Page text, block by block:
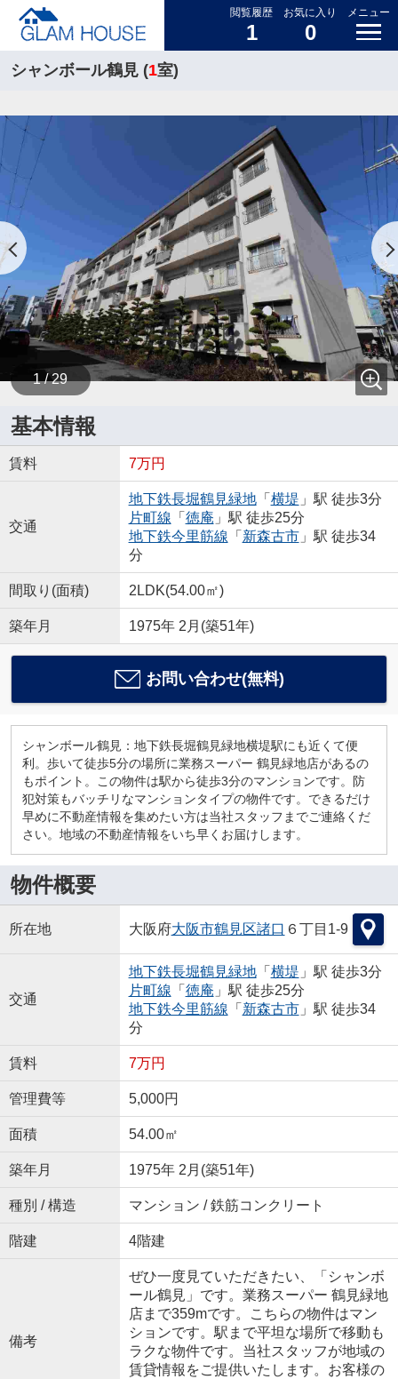
閲覧履歴
1
お気に入り
0
メニュー
シャンボール鶴見 (1室)
1 / 29
基本情報
賃料 7万円
交通
地下鉄長堀鶴見緑地「 横堤 」駅 徒歩3分
片町線 「 徳庵 」駅 徒歩25分
地下鉄今里筋線 「 新森古市」駅 徒歩34
分
間取り(面積) 2LDK(54.00㎡)
築年月 1975年 2月(築51年)
お問い合わせ(無料)
シャンボール鶴見：地下鉄長堀鶴見緑地横堤駅にも近くて便
利。歩いて徒歩5分の場所に業務スーパー 鶴見緑地店があるの
もポイント。この物件は駅から徒歩3分のマンションです。防
犯対策もバッチリなマンションタイプの物件です。できるだけ
早めに不動産情報を集めたい方は当社スタッフまでご連絡くだ
さい。地域の不動産情報をいち早くお届けします。
物件概要
所在地 大阪府大阪市鶴見区諸口 ６丁目1-9
交通
地下鉄長堀鶴見緑地「 横堤 」駅 徒歩3分
片町線 「 徳庵 」駅 徒歩25分
地下鉄今里筋線 「 新森古市」駅 徒歩34
分
賃料 7万円
管理費等 5,000円
面積 54.00㎡
築年月 1975年 2月(築51年)
種別 / 構造 マンション / 鉄筋コンクリート
階建 4階建
備考
ぜひ一度見ていただきたい、「シャンボ
ール鶴見」です。業務スーパー 鶴見緑地
店まで359mです。こちらの物件はマン
ションです。駅まで平坦な場所で移動も
ラクな物件です。当社スタッフが地域の
賃貸情報をご提供いたします。お客様の